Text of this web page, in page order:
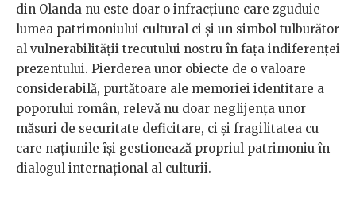
din Olanda nu este doar o infracțiune care zguduie
lumea patrimoniului cultural ci și un simbol tulburător
al vulnerabilității trecutului nostru în fața indiferenței
prezentului. Pierderea unor obiecte de o valoare
considerabilă, purtătoare ale memoriei identitare a
poporului român, relevă nu doar neglijența unor
măsuri de securitate deficitare, ci și fragilitatea cu
care națiunile își gestionează propriul patrimoniu în
dialogul internațional al culturii.